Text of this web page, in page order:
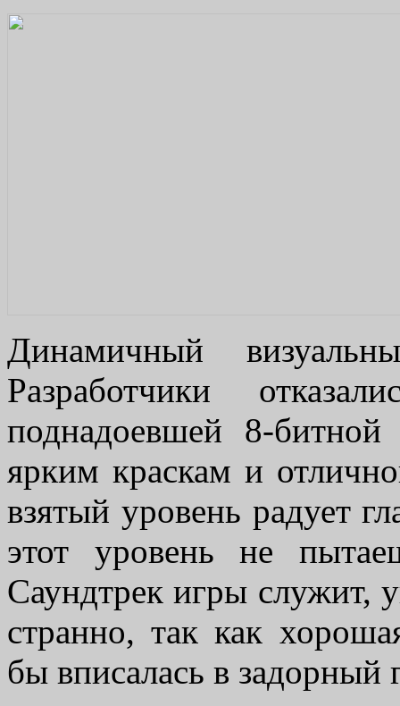
Динамичный
Разработчики
поднадоевшей 8-битной
ярким краскам и
взятый уровень радует
этот уровень не
Саундтрек игры служит,
странно, так как
бы вписалась в задорный